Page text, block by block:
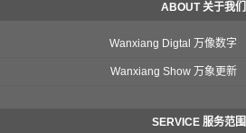
ABOUT 关于我们
Wanxiang Digtal 万像数字
Wanxiang Show 万象更新
SERVICE 服务范围